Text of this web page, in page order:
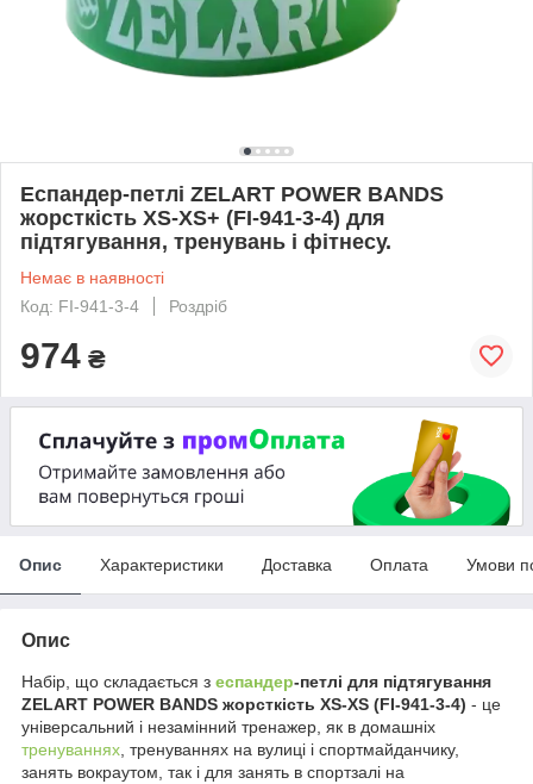
Еспандер-петлі ZELART POWER BANDS
жорсткість XS-XS+ (FI-941-3-4) для
підтягування, тренувань і фітнесу.
Немає в наявності
Код: FI-941-3-4
Роздріб
974 ₴
Опис Характеристики Доставка Оплата Умови
Опис
Набір, що складається з еспандер-петлі для підтягування
ZELART POWER BANDS жорсткість XS-XS (FI-941-3-4) - це
універсальний і незамінний тренажер, як в домашніх
тренуваннях, тренуваннях на вулиці і спортмайданчику,
занять вокраутом, так і для занять в спортзалі на